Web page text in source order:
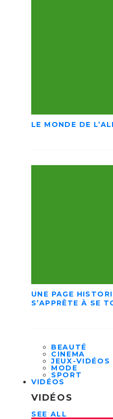
LE MONDE DE
UNE PAGE
S’APPRÊTE À SE
BEAUTÉ
CINEMA
JEUX-VIDÉOS
MODE
SPORT
VIDÉOS
VIDÉOS
SEE ALL